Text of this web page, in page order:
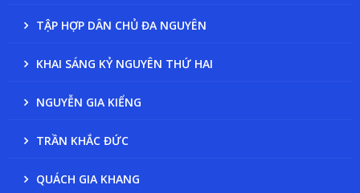
TẬP HỢP DÂN CHỦ ĐA NGUYÊN
KHAI SÁNG KỶ NGUYÊN THỨ HAI
NGUYỄN GIA KIỂNG
TRẦN KHẮC ĐỨC
QUÁCH GIA KHANG